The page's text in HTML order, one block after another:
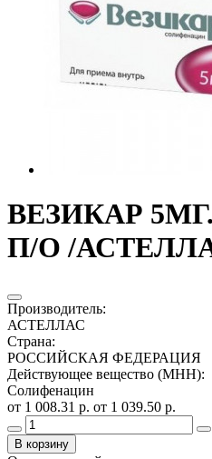
ВЕЗИКАР
П/О /
Производитель:
АСТЕЛЛАС
Страна:
РОССИЙСКАЯ ФЕДЕРАЦИЯ
Действующее вещество (МНН):
Солифенацин
от 1 008.31 р. от 1 039.50 р.
В корзину